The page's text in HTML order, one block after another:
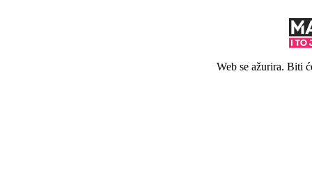
Web se ažurira. Biti